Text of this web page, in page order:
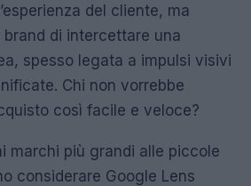
del cliente, ma
di intercettare una
spesso legata a impulsi visivi
Chi non vorrebbe
così facile e veloce?
marchi più grandi alle piccole
considerare Google Lens